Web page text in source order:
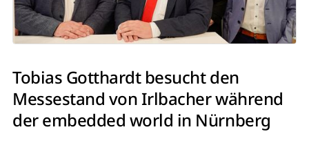
Tobias Gotthardt besucht den
Messestand von Irlbacher während
der embedded world in Nürnberg